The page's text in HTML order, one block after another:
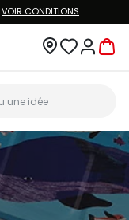
VOIR CONDITIONS